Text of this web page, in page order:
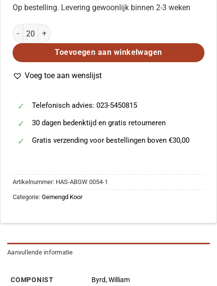
Op bestelling. Levering gewoonlijk binnen 2-3 weken
Byrd, William: Adoramus te (SATTB) aantal
Toevoegen aan winkelwagen
Voeg toe aan wenslijst
Telefonisch advies: 023-5450815
30 dagen bedenktijd en gratis retourneren
Gratis verzending voor bestellingen boven €30,00
Artikelnummer: HAS-ABGW 0054-1
Categorie: Gemengd Koor
Aanvullende informatie
COMPONIST Byrd, William